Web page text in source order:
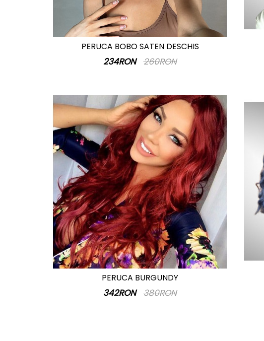
PERUCA BOBO SATEN DESCHIS
234RON 260RON
PERUCA BURGUNDY
342RON 380RON